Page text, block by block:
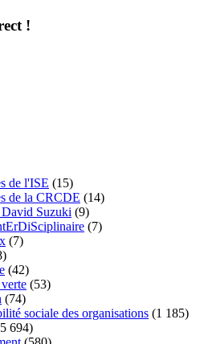
!
de l'ISE (15)
de la CRCDE (14)
Suzuki (9)
(7)
(7)
(42)
(53)
(74)
sociale des organisations (1 185)
694)